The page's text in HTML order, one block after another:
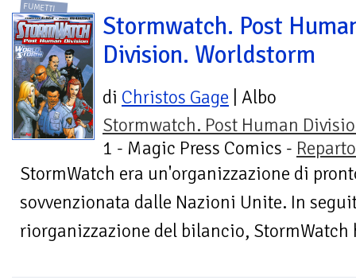
FUMETTI
Stormwatch. Post
Division. Worldstorm
di Christos Gage | Albo
Stormwatch. Post Human
1 - Magic Press Comics -
StormWatch era un'organizzazione di
sovvenzionata dalle Nazioni Unite. In
riorganizzazione del bilancio,